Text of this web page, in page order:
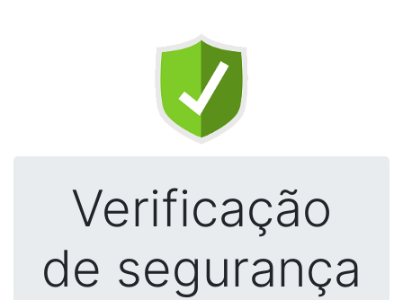
Verificação
de segurança